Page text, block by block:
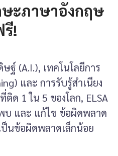
ะภาษาอังกฤษ
!
(A.I.), เทคโนโลยีการ
และ การรับรู้สำเนียง
ด 1 ใน 5 ของโลก, ELSA
บ และ แก้ไข ข้อผิดพลาด
ป็นข้อผิดพลาดเล็กน้อย